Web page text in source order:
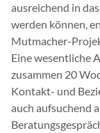
ausreichend in
werden können,
Mutmacher-
Eine wesentliche
zusammen 20
Kontakt- und
auch aufsuchend